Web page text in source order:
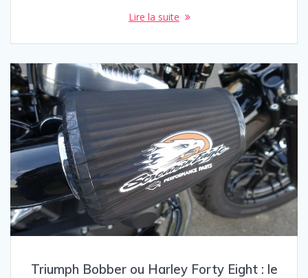
Lire la suite
Triumph Bobber ou Harley Forty Eight : le